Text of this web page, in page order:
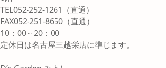
TEL052-252-1261（直通）
FAX052-251-8650（直通）
10：00～20：00
定休日は名古屋三越栄店に準じます。